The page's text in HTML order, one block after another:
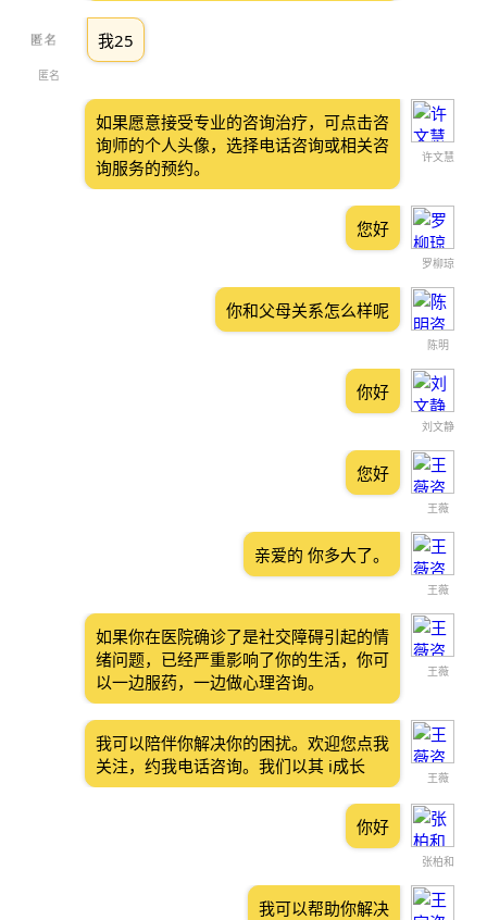
匿名
我25
许文慧
如果愿意接受专业的咨询治疗，可点击咨
询师的个人头像，选择电话咨询或相关咨
询服务的预约。
罗柳琼
您好
陈明
你和父母关系怎么样呢
刘文静
你好
王薇
您好
王薇
亲爱的 你多大了。
王薇
如果你在医院确诊了是社交障碍引起的情
绪问题，已经严重影响了你的生活，你可
以一边服药，一边做心理咨询。
王薇
我可以陪伴你解决你的困扰。欢迎您点我
关注，约我电话咨询。我们以其 i成长
张柏和
你好
我可以帮助你解决